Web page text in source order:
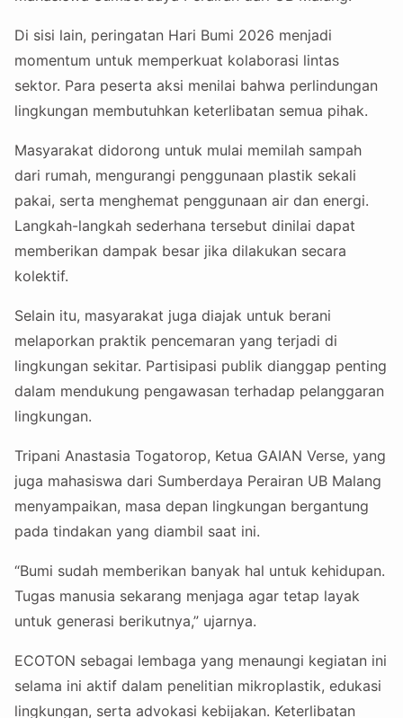
Di sisi lain, peringatan Hari Bumi 2026 menjadi
momentum untuk memperkuat kolaborasi lintas
sektor. Para peserta aksi menilai bahwa perlindungan
lingkungan membutuhkan keterlibatan semua pihak.
Masyarakat didorong untuk mulai memilah sampah
dari rumah, mengurangi penggunaan plastik sekali
pakai, serta menghemat penggunaan air dan energi.
Langkah-langkah sederhana tersebut dinilai dapat
memberikan dampak besar jika dilakukan secara
kolektif.
Selain itu, masyarakat juga diajak untuk berani
melaporkan praktik pencemaran yang terjadi di
lingkungan sekitar. Partisipasi publik dianggap penting
dalam mendukung pengawasan terhadap pelanggaran
lingkungan.
Tripani Anastasia Togatorop, Ketua GAIAN Verse, yang
juga mahasiswa dari Sumberdaya Perairan UB Malang
menyampaikan, masa depan lingkungan bergantung
pada tindakan yang diambil saat ini.
“Bumi sudah memberikan banyak hal untuk kehidupan.
Tugas manusia sekarang menjaga agar tetap layak
untuk generasi berikutnya,” ujarnya.
ECOTON sebagai lembaga yang menaungi kegiatan ini
selama ini aktif dalam penelitian mikroplastik, edukasi
lingkungan, serta advokasi kebijakan. Keterlibatan